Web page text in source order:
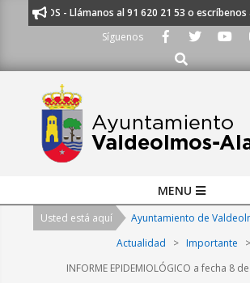
- Llámanos al 91 620 21 53 o
Síguenos
Buscar
Navigation
MENU
Usted está aquí Ayuntamiento de
Actualidad
> Importante
>
INFORME EPIDEMIOLÓGICO a fecha 8